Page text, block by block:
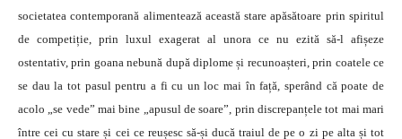
societatea contemporană alimentează această stare apăsătoare prin spiritul
de competiție, prin luxul exagerat al unora ce nu ezită să-l afișeze
ostentativ, prin goana nebună după diplome și recunoașteri, prin coatele ce
se dau la tot pasul pentru a fi cu un loc mai în față, sperând că poate de
acolo „se vede” mai bine „apusul de soare”, prin discrepanțele tot mai mari
între cei cu stare și cei ce reușesc să-și ducă traiul de pe o zi pe alta și tot